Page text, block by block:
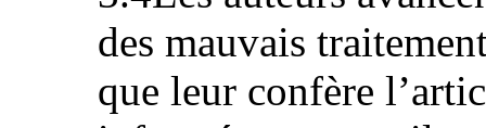
des mauvais
que leur confère